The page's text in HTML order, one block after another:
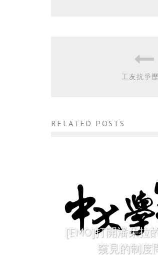
工友抗爭
RELATED POSTS
[EMO]打開潘朵拉
窺見的制度